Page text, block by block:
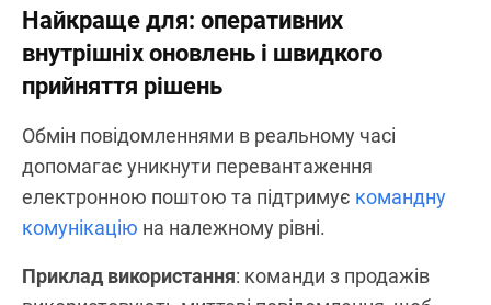
Спробуйте Chanty безкоштовно та
переконайтеся, як легко він упорядковує
комунікацію, підтримуючи командну
Інструменти миттєвого обміну
повідомленнями
внутрішніх оновлень і швидкого